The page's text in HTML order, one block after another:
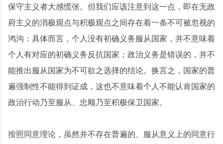
保守主义者大感慌张。但我们应该注意到这一点，即在无政
府主义的消极观点与积极观点之间存在着一条不可被忽视的
鸿沟：具体而言，个人没有初确义务服从国家，并不意味着
个人有对应的初确义务反抗国家；政治义务是错误的，并不
能推出服从国家为不可欲之选择的结论。换言之，国家的普
遍强制性不能得到证成，这也不意味着个人不能认肯国家的
政治行动乃至服从、忠顺乃至积极保卫国家。
按照同意理论，虽然并不存在普遍的、服从意义上的同意行